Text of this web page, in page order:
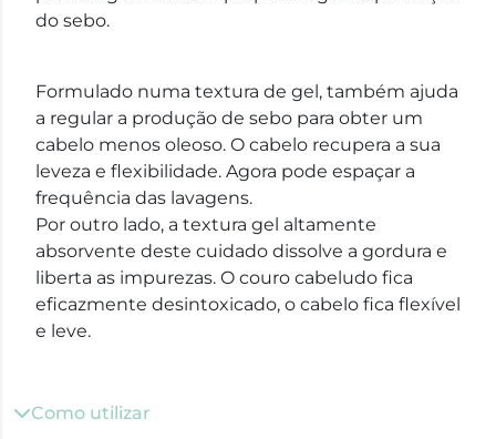
do sebo.
Formulado numa textura de gel, também ajuda
a regular a produção de sebo para obter um
cabelo menos oleoso. O cabelo recupera a sua
leveza e flexibilidade. Agora pode espaçar a
frequência das lavagens.
Por outro lado, a textura gel altamente
absorvente deste cuidado dissolve a gordura e
liberta as impurezas. O couro cabeludo fica
eficazmente desintoxicado, o cabelo fica flexível
e leve.
Como utilizar